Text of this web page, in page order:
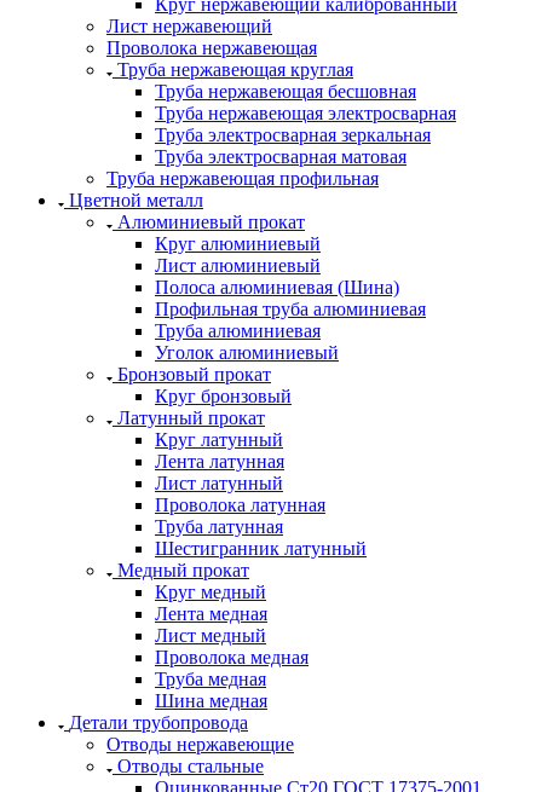
Лист нержавеющий
Проволока нержавеющая
Труба нержавеющая круглая
Труба нержавеющая бесшовная
Труба нержавеющая электросварная
Труба электросварная зеркальная
Труба электросварная матовая
Труба нержавеющая профильная
Цветной металл
Алюминиевый прокат
Круг алюминиевый
Лист алюминиевый
Полоса алюминиевая (Шина)
Профильная труба алюминиевая
Труба алюминиевая
Уголок алюминиевый
Бронзовый прокат
Круг бронзовый
Латунный прокат
Круг латунный
Лента латунная
Лист латунный
Проволока латунная
Труба латунная
Шестигранник латунный
Медный прокат
Круг медный
Лента медная
Лист медный
Проволока медная
Труба медная
Шина медная
Детали трубопровода
Отводы нержавеющие
Отводы стальные
Оцинкованные Ст20 ГОСТ 17375-2001